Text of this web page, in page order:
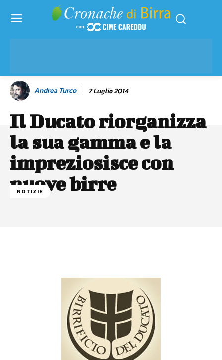
Andrea Turco 7 Luglio 2014
Il Ducato riorganizza
la sua gamma e la
impreziosisce con
nuove birre
NOTIZIE